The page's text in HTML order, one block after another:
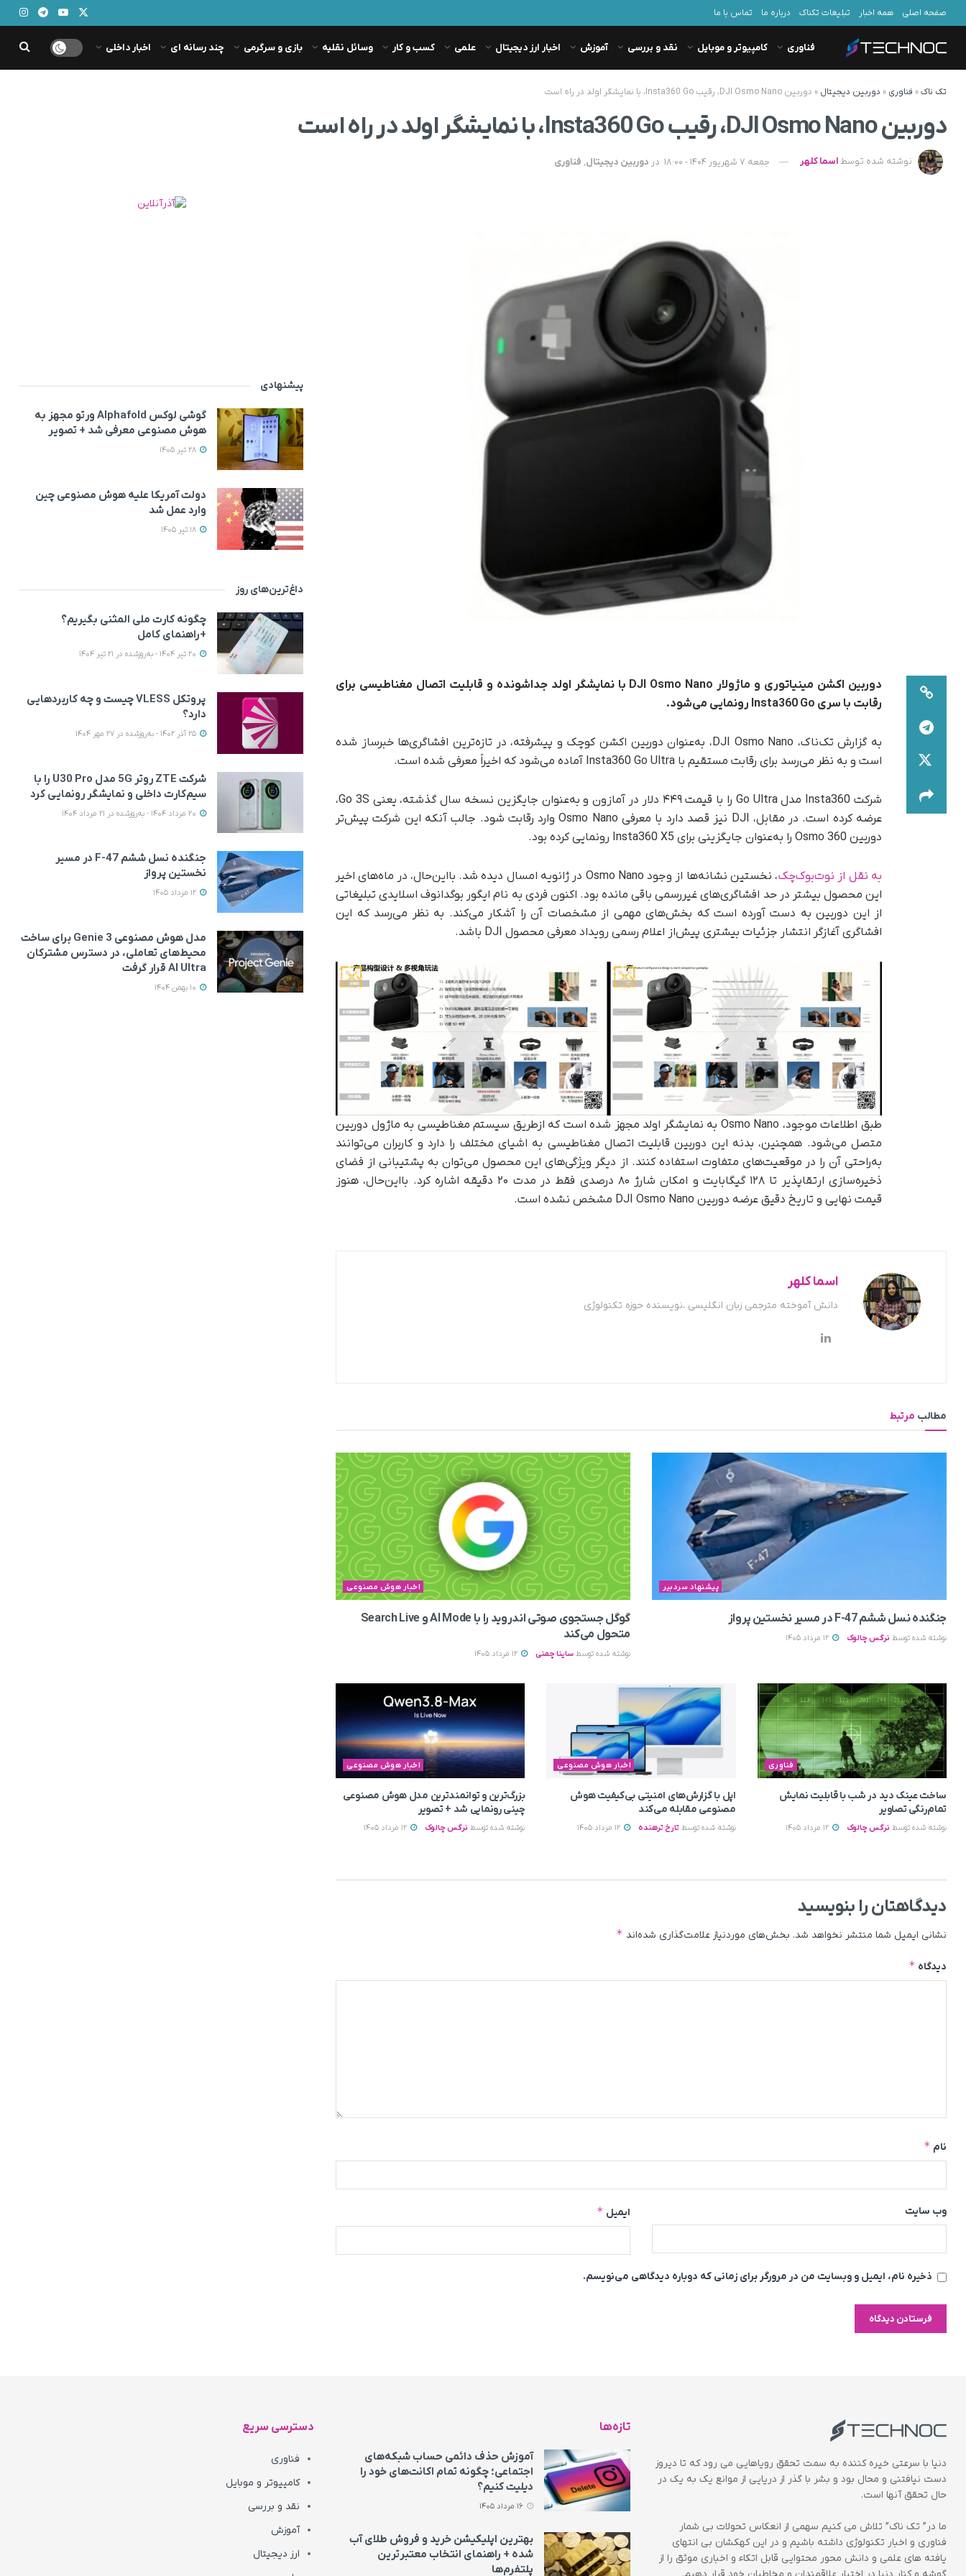
صفحه اصلی همه اخبار تبلیغات تکناک درباره ما تماس با ما
فناوری کامپیوتر و موبایل نقد و بررسی آموزش اخبار ارز دیجیتال علمی کسب و کار وسائل نقلیه بازی و سرگرمی چند رسانه ای اخبار داخلی
تک ناک» فناوری » دوربین دیجیتال » دوربین DJI Osmo Nano، رقیب Insta360 Go، با نمایشگر اولد در راه است
دوربین DJI Osmo Nano، رقیب Insta360 Go، با نمایشگر اولد در راه است
نوشته شده توسط اسما کلهر جمعه 7 شهریور 1404 - 18:00 در دوربین دیجیتال, فناوری
دوربین اکشن مینیاتوری و ماژولار DJI Osmo Nano با نمایشگر اولد جداشونده و قابلیت اتصال مغناطیسی برای
رقابت با سری Insta360 Go رونمایی می‌شود.
به گزارش تک‌ناک، DJI Osmo Nano، به‌عنوان دوربین اکشن کوچک و پیشرفته، در تازه‌ترین افشاگری‌ها خبرساز شده
است و به نظر می‌رسد برای رقابت مستقیم با Insta360 Go Ultra آماده می‌شود که اخیراً معرفی شده است.
شرکت Insta360 مدل Go Ultra را با قیمت ۴۴۹ دلار در آمازون و به‌عنوان جایگزین نسخه سال گذشته، یعنی Go 3S،
عرضه کرده است. در مقابل، DJI نیز قصد دارد با معرفی Osmo Nano وارد رقابت شود. جالب آنکه این شرکت پیش‌تر
دوربین Osmo 360 را به‌عنوان جایگزینی برای Insta360 X5 رونمایی کرده بود.
به نقل از نوت‌بوک‌چک
، نخستین نشانه‌ها از وجود Osmo Nano در ژانویه امسال دیده شد. با‌این‌حال، در ماه‌های اخیر
این محصول بیشتر در حد افشاگری‌های غیررسمی باقی مانده بود. اکنون فردی به نام ایگور بوگدانوف اسلایدی تبلیغاتی
از این دوربین به دست آورده است که بخش‌های مهمی از مشخصات آن را آشکار می‌کند. به نظر می‌رسد که این
افشاگری آغازگر انتشار جزئیات بیشتری پیش‌از اعلام رسمی رویداد معرفی محصول DJI باشد.
طبق اطلاعات موجود، Osmo Nano به نمایشگر اولد مجهز شده است که ازطریق سیستم مغناطیسی به ماژول دوربین
متصل می‌شود. همچنین، بدنه این دوربین قابلیت اتصال مغناطیسی به اشیای مختلف را دارد و کاربران می‌توانند
به‌راحتی آن را در موقعیت‌های متفاوت استفاده کنند. از دیگر ویژگی‌های این محصول می‌توان به پشتیبانی از فضای
ذخیره‌سازی ارتقاپذیر تا ۱۲۸ گیگابایت و امکان شارژ ۸۰ درصدی فقط در مدت ۲۰ دقیقه اشاره کرد. با‌این‌حال، هنوز
قیمت نهایی و تاریخ دقیق عرضه دوربین DJI Osmo Nano مشخص نشده است.
اسما کلهر
دانش آموخته مترجمی زبان انگلیسی ،نویسنده حوزه تکنولوژی
مطالب مرتبط
پیشنهاد سردبیر
جنگنده نسل ششم F-47 در مسیر نخستین پرواز
نوشته شده توسط نرگس چالوک
اخبار هوش مصنوعی
گوگل جستجوی صوتی اندروید را با AI Mode و Search Live
متحول می‌کند
نوشته شده توسط ساینا چمنی
فناوری
ساخت عینک دید در شب با قابلیت نمایش
تمام‌رنگی تصاویر
نوشته شده توسط نرگس چالوک
اخبار هوش مصنوعی
اپل با گزارش‌های امنیتی بی‌کیفیت هوش
مصنوعی مقابله می‌کند
نوشته شده توسط تارخ ترهنده 12 مرداد 1405
اخبار هوش مصنوعی
بزرگ‌ترین و توانمندترین مدل هوش مصنوعی
چینی رونمایی شد + تصویر
نوشته شده توسط نرگس چالوک
دیدگاهتان را بنویسید
نشانی ایمیل شما منتشر نخواهد شد. بخش‌های موردنیاز علامت‌گذاری شده‌اند *
دیدگاه *
نام *
ایمیل * وب‌ سایت
ذخیره نام، ایمیل و وبسایت من در مرورگر برای زمانی که دوباره دیدگاهی می‌نویسم.
پیشنهادی
گوشی لوکس Alphafold ورتو مجهز به
هوش مصنوعی معرفی شد + تصویر
دولت آمریکا علیه هوش مصنوعی چین
وارد عمل شد
داغ‌ترین‌های روز
چگونه کارت ملی المثنی بگیریم؟
+راهنمای کامل
پروتکل VLESS چیست و چه کاربردهایی
دارد؟
شرکت ZTE روتر 5G مدل U30 Pro را با
سیم‌کارت داخلی و نمایشگر رونمایی کرد
جنگنده نسل ششم F-47 در مسیر
نخستین پرواز
مدل هوش مصنوعی Genie 3 برای ساخت
محیط‌های تعاملی، در دسترس مشترکان
AI Ultra قرار گرفت
دنیا با سرعتی خیره کننده به سمت تحقق رویاهایی می رود که تا دیروز
دست نیافتنی و محال بود و بشر با گذر از دریایی از موانع یک به یک در
حال تحقق آنها است.
ما در” تک ناک” تلاش می کنیم سهمی از انعکاس تحولات بی شمار
فناوری و اخبار تکنولوژی داشته باشیم و در این کهکشان بی انتهای
یافته های علمی و دانش محور محتوایی قابل اتکاء و اخباری موثق را از
تازه‌ها
آموزش حذف دائمی حساب شبکه‌های
اجتماعی؛ چگونه تمام اکانت‌های خود را
دیلیت کنیم؟
بهترین اپلیکیشن خرید و فروش طلای آب
شده + راهنمای انتخاب معتبرترین
پلتفرم‌ها
دسترسی سریع
فناوری
کامپیوتر و موبایل
نقد و بررسی
آموزش
ارز دیجیتال